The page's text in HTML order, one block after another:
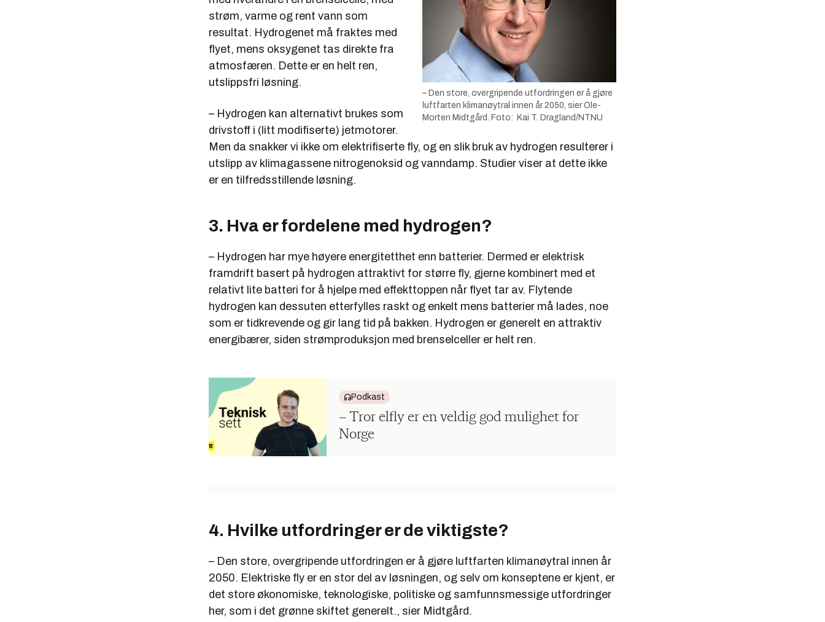
– Den store, overgripende utfordringen er å gjøre
luftfarten klimanøytral innen år 2050, sier Ole-
Morten Midtgård. Foto: Kai T. Dragland/NTNU
strøm, varme og rent vann som
resultat. Hydrogenet må fraktes med
flyet, mens oksygenet tas direkte fra
atmosfæren. Dette er en helt ren,
utslippsfri løsning.
– Hydrogen kan alternativt brukes som
drivstoff i (litt modifiserte) jetmotorer.
Men da snakker vi ikke om elektrifiserte fly, og en slik bruk av hydrogen resulterer i
utslipp av klimagassene nitrogenoksid og vanndamp. Studier viser at dette ikke
er en tilfredsstillende løsning.
3. Hva er fordelene med hydrogen?
– Hydrogen har mye høyere energitetthet enn batterier. Dermed er elektrisk
framdrift basert på hydrogen attraktivt for større fly, gjerne kombinert med et
relativt lite batteri for å hjelpe med effekttoppen når flyet tar av. Flytende
hydrogen kan dessuten etterfylles raskt og enkelt mens batterier må lades, noe
som er tidkrevende og gir lang tid på bakken. Hydrogen er generelt en attraktiv
energibærer, siden strømproduksjon med brenselceller er helt ren.
Podkast
– Tror elfly er en veldig god mulighet for
Norge
4. Hvilke utfordringer er de viktigste?
– Den store, overgripende utfordringen er å gjøre luftfarten klimanøytral innen år
2050. Elektriske fly er en stor del av løsningen, og selv om konseptene er kjent, er
det store økonomiske, teknologiske, politiske og samfunnsmessige utfordringer
her, som i det grønne skiftet generelt., sier Midtgård.